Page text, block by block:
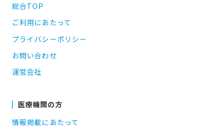
総合TOP
ご利用にあたって
プライバシーポリシー
お問い合わせ
運営会社
医療機関の方
情報掲載にあたって